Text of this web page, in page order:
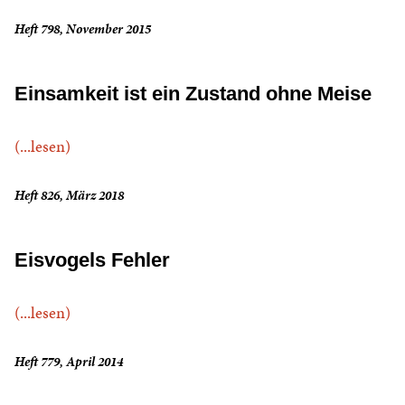
Heft 798, November 2015
Einsamkeit ist ein Zustand ohne Meise
(...lesen)
Heft 826, März 2018
Eisvogels Fehler
(...lesen)
Heft 779, April 2014